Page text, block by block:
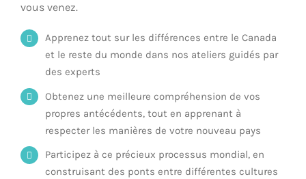
vous venez.
Apprenez tout sur les différences entre le Canada
et le reste du monde dans nos ateliers guidés par
des experts
Obtenez une meilleure compréhension de vos
propres antécédents, tout en apprenant à
respecter les manières de votre nouveau pays
Participez à ce précieux processus mondial, en
construisant des ponts entre différentes cultures